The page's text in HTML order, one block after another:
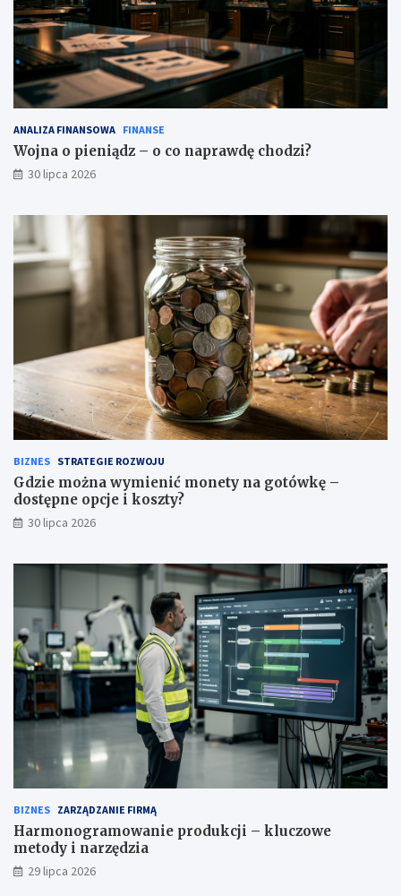
ANALIZA FINANSOWA FINANSE
Wojna o pieniądz – o co naprawdę chodzi?
30 lipca 2026
BIZNES STRATEGIE ROZWOJU
Gdzie można wymienić monety na gotówkę –
dostępne opcje i koszty?
30 lipca 2026
BIZNES ZARZĄDZANIE FIRMĄ
Harmonogramowanie produkcji – kluczowe
metody i narzędzia
29 lipca 2026